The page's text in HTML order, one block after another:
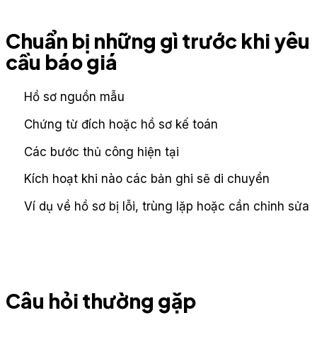
Chuẩn bị những gì trước khi yêu
cầu báo giá
Hồ sơ nguồn mẫu
Chứng từ đích hoặc hồ sơ kế toán
Các bước thủ công hiện tại
Kích hoạt khi nào các bản ghi sẽ di chuyển
Ví dụ về hồ sơ bị lỗi, trùng lặp hoặc cần chỉnh sửa
Câu hỏi thường gặp